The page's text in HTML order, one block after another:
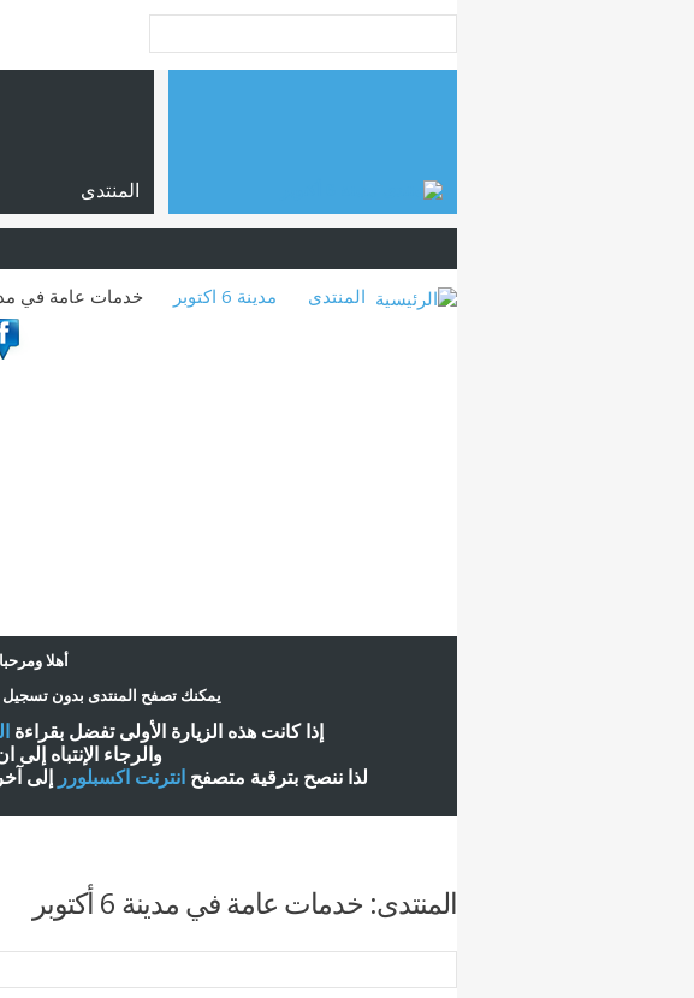
المنتدى
المنتدى مدينة 6 اكتوبر خدمات عامة في مدينة 6
أهلا
يمكنك تصفح المنتدى بدون تسجيل
إذا كانت هذه الزيارة الأولى تفضل بقراءة
والرجاء الإنتباه إلى
لذا ننصح بترقية متصفح انترنت اكسبلورر إلى
المنتدى: خدمات عامة في مدينة 6 أكتوبر